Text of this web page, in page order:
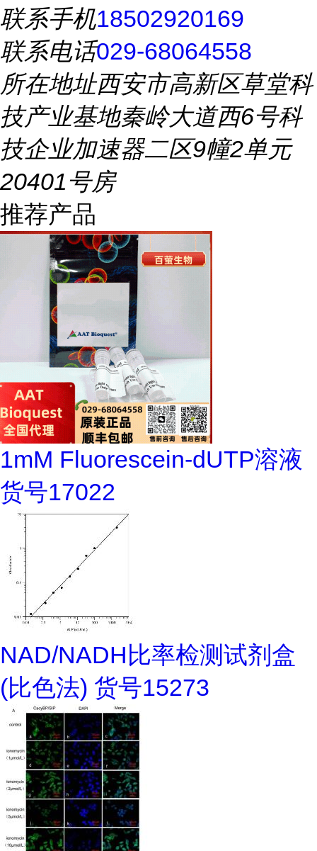
联系手机18502920169
联系电话029-68064558
所在地址西安市高新区草堂科
技产业基地秦岭大道西6号科
技企业加速器二区9幢2单元
20401号房
推荐产品
1mM Fluorescein-dUTP溶液
货号17022
NAD/NADH比率检测试剂盒
(比色法) 货号15273